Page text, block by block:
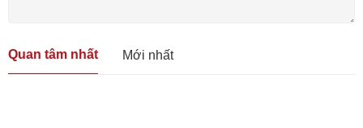
Quan tâm nhất Mới nhất